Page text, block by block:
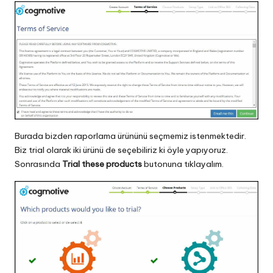
Burada bizden raporlama ürününü seçmemiz istenmektedir.
Biz trial olarak iki ürünü de seçebiliriz ki öyle yapıyoruz.
Sonrasında Trial these productsbutonuna tıklayalım.